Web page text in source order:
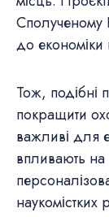
Сполученому
до
Тож, подібні
покращити
важливі для
впливають на